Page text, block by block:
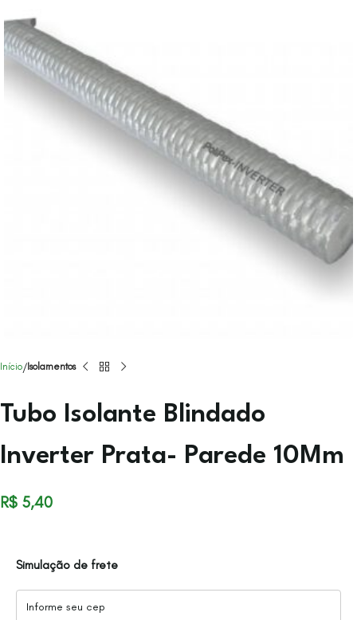
Início Isolamentos
Tubo Isolante Blindado
Inverter Prata- Parede 10Mm
R$ 5,40
Simulação de frete